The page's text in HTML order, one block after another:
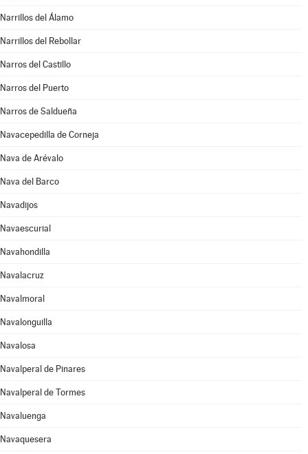
Narrillos del Álamo
Narrillos del Rebollar
Narros del Castillo
Narros del Puerto
Narros de Saldueña
Navacepedilla de Corneja
Nava de Arévalo
Nava del Barco
Navadijos
Navaescurial
Navahondilla
Navalacruz
Navalmoral
Navalonguilla
Navalosa
Navalperal de Pinares
Navalperal de Tormes
Navaluenga
Navaquesera